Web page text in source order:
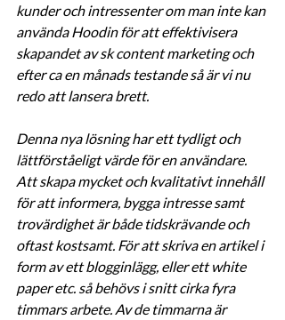
kunder och intressenter om man inte kan
använda Hoodin för att effektivisera
skapandet av sk content marketing och
efter ca en månads testande så är vi nu
redo att lansera brett.
Denna nya lösning har ett tydligt och
lättförståeligt värde för en användare.
Att skapa mycket och kvalitativt innehåll
för att informera, bygga intresse samt
trovärdighet är både tidskrävande och
oftast kostsamt. För att skriva en artikel i
form av ett blogginlägg, eller ett white
paper etc. så behövs i snitt cirka fyra
timmars arbete. Av de timmarna är